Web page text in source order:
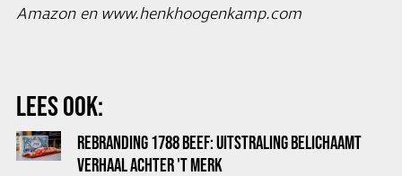
Amazon en www.henkhoogenkamp.com
LEES OOK:
REBRANDING 1788 BEEF: UITSTRALING BELICHAAMT
VERHAAL ACHTER 'T MERK